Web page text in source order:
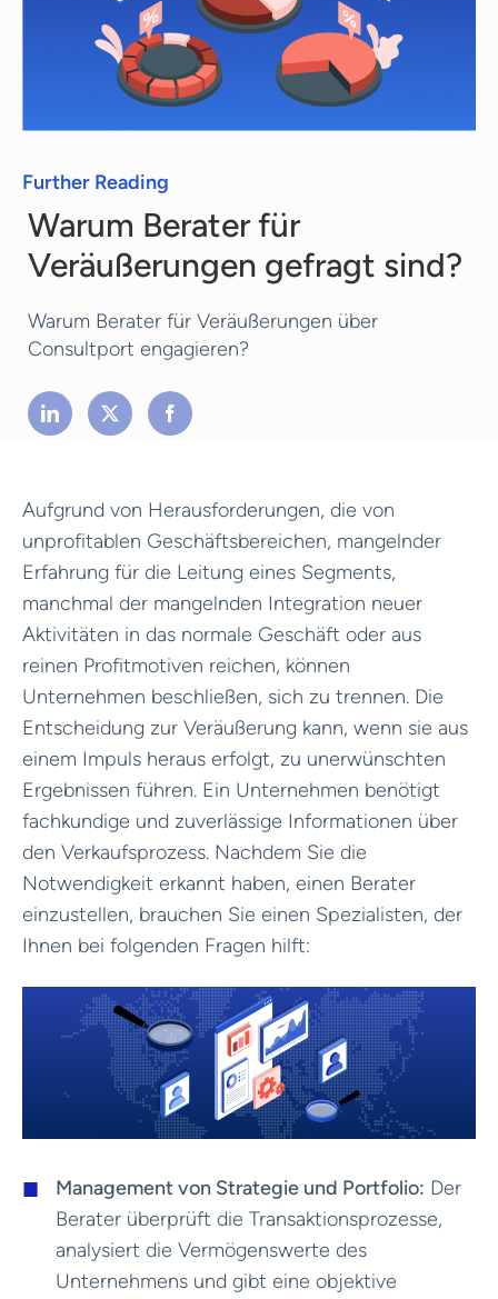
Further Reading
Warum Berater für
Veräußerungen gefragt sind?
Warum Berater für Veräußerungen über
Consultport engagieren?
Aufgrund von Herausforderungen, die von
unprofitablen Geschäftsbereichen, mangelnder
Erfahrung für die Leitung eines Segments,
manchmal der mangelnden Integration neuer
Aktivitäten in das normale Geschäft oder aus
reinen Profitmotiven reichen, können
Unternehmen beschließen, sich zu trennen. Die
Entscheidung zur Veräußerung kann, wenn sie aus
einem Impuls heraus erfolgt, zu unerwünschten
Ergebnissen führen. Ein Unternehmen benötigt
fachkundige und zuverlässige Informationen über
den Verkaufsprozess. Nachdem Sie die
Notwendigkeit erkannt haben, einen Berater
einzustellen, brauchen Sie einen Spezialisten, der
Ihnen bei folgenden Fragen hilft:
Management von Strategie und Portfolio: Der
Berater überprüft die Transaktionsprozesse,
analysiert die Vermögenswerte des
Unternehmens und gibt eine objektive